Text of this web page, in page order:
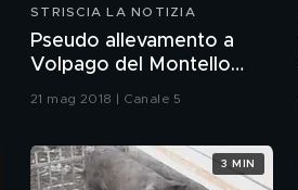
STRISCIA LA NOTIZIA
Pseudo allevamento a
Volpago del Montello
21 mag 2018 | Canale 5
3 MIN